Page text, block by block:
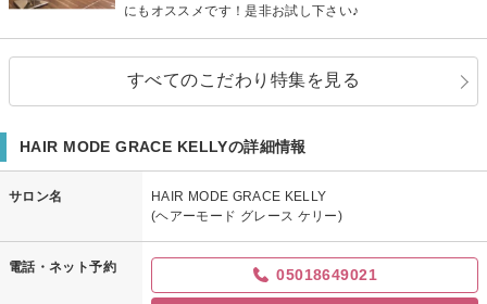
にもオススメです！是非お試し下さい♪
すべてのこだわり特集を見る
HAIR MODE GRACE KELLYの詳細情報
サロン名
HAIR MODE GRACE KELLY
(ヘアーモード グレース ケリー)
電話・ネット予約 05018649021